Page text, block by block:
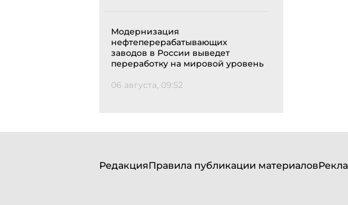
Модернизация
нефтеперерабатывающих
заводов в России выведет
переработку на мировой уровень
06 августа, 09:52
РедакцияПравила публикации материалов